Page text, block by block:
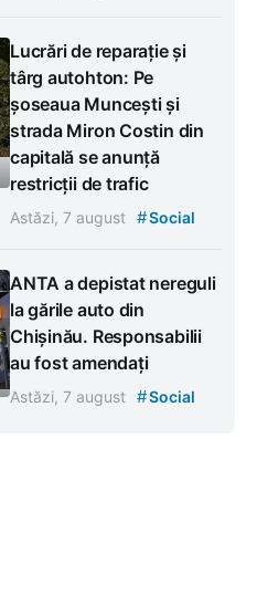
Lucrări de reparație și
târg autohton: Pe
șoseaua Muncești și
strada Miron Costin din
capitală se anunță
restricții de trafic
Astăzi, 7 august #Social
ANTA a depistat nereguli
la gările auto din
Chișinău. Responsabilii
au fost amendați
Astăzi, 7 august #Social